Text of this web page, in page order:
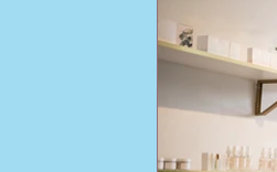
Precios cuidados
Subtes